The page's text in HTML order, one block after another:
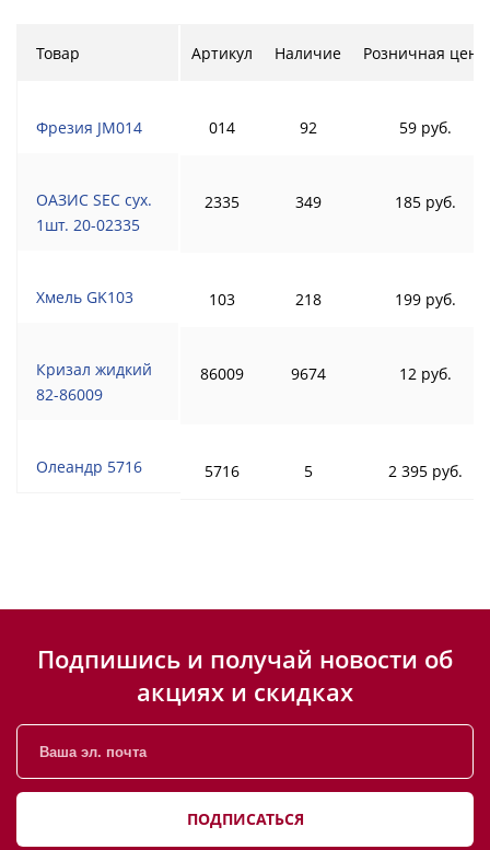
Товар
Фрезия JM014
ОАЗИС SEC сух.
1шт. 20-02335
Хмель GK103
Кризал жидкий
82-86009
Олеандр 5716
Артикул Наличие Розничная цена
014 92 59 руб.
2335 349 185 руб.
103 218 199 руб.
86009 9674 12 руб.
5716 5 2 395 руб.
Подпишись и получай новости об
акциях и скидках
ПОДПИСАТЬСЯ